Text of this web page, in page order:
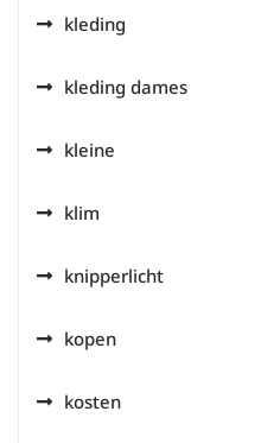
kleding
kleding dames
kleine
klim
knipperlicht
kopen
kosten